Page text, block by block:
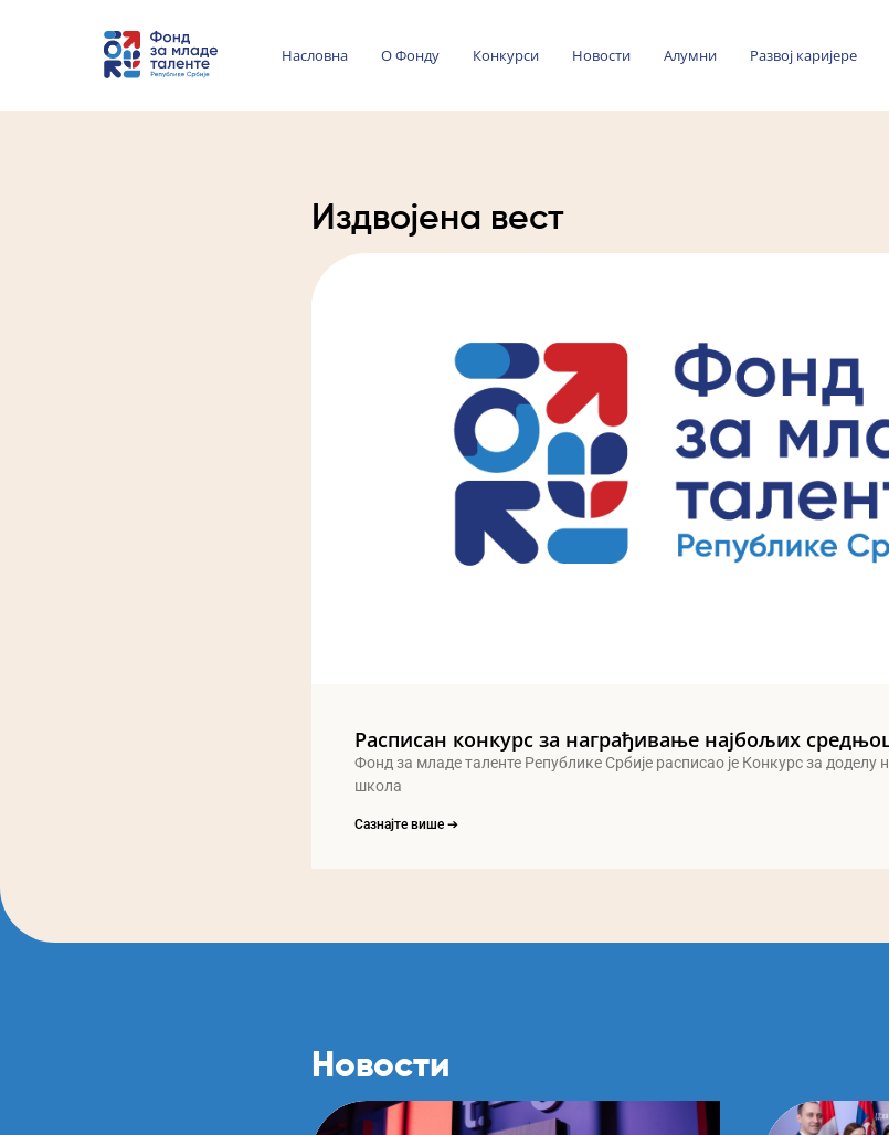
Насловна О Фонду Конкурси Новости Алумни Развој каријере
Издвојена вест
Расписан конкурс за награђивање најбољих
Фонд за младе таленте Републике Србије расписао је Конкурс за
школа
Сазнајте више ➔
Новости